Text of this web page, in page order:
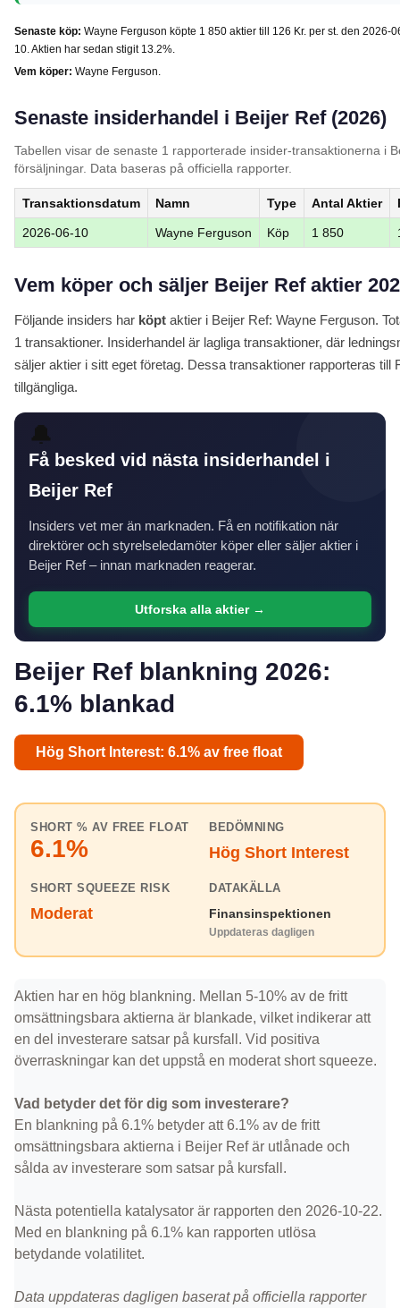
Senaste köp: Wayne Ferguson köpte 1 850 aktier till 126 Kr. per st. den 2026-
10. Aktien har sedan stigit 13.2%.
Vem köper: Wayne Ferguson.
Senaste insiderhandel i Beijer Ref (2026)
Tabellen visar de senaste 1 rapporterade insider-transaktionerna i
försäljningar. Data baseras på officiella rapporter.
Transaktionsdatum Namn Type Antal Aktier
2026-06-10 Wayne Ferguson Köp 1 850
Vem köper och säljer Beijer Ref aktier
Följande insiders har köpt aktier i Beijer Ref: Wayne Ferguson.
1 transaktioner. Insiderhandel är lagliga transaktioner, där
säljer aktier i sitt eget företag. Dessa transaktioner rapporteras till
tillgängliga.
🔔
Få besked vid nästa insiderhandel i
Beijer Ref
Insiders vet mer än marknaden. Få en notifikation när
direktörer och styrelseledamöter köper eller säljer aktier i
Beijer Ref – innan marknaden reagerar.
Utforska alla aktier →
Beijer Ref blankning 2026:
6.1% blankad
Hög Short Interest: 6.1% av free float
SHORT % AV FREE FLOAT
6.1%
BEDÖMNING
Hög Short Interest
SHORT SQUEEZE RISK
Moderat
DATAKÄLLA
Finansinspektionen
Uppdateras dagligen
Aktien har en hög blankning. Mellan 5-10% av de fritt
omsättningsbara aktierna är blankade, vilket indikerar att
en del investerare satsar på kursfall. Vid positiva
överraskningar kan det uppstå en moderat short squeeze.
Vad betyder det för dig som investerare?
En blankning på 6.1% betyder att 6.1% av de fritt
omsättningsbara aktierna i Beijer Ref är utlånade och
sålda av investerare som satsar på kursfall.
Nästa potentiella katalysator är rapporten den 2026-10-22.
Med en blankning på 6.1% kan rapporten utlösa
betydande volatilitet.
Data uppdateras dagligen baserat på officiella rapporter